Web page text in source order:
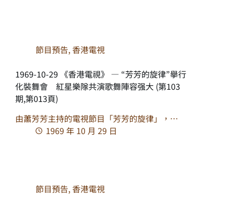
節目預告,香港電視
1969-10-29 《香港電視》 — “芳芳的旋律”擧行
化裝舞會 紅星樂隊共演歌舞陣容强大 (第103
期,第013頁)
由蕭芳芳主持的電視節目「芳芳的旋律」，…
1969 年 10 月 29 日
節目預告,香港電視